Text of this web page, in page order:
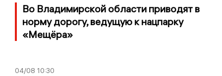
Во Владимирской области приводят в
норму дорогу, ведущую к нацпарку
«Мещёра»
04/08 10:30